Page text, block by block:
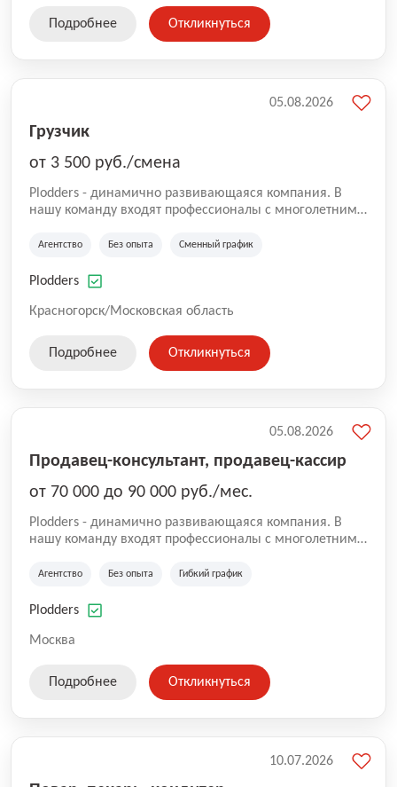
Подробнее Откликнуться
Грузчик
от 3 500 руб./смена
Plodders - динамично развивающаяся компания. В
нашу команду входят профессионалы с многолетним
на рынке аутсорсинга, а накопленный опыт позволяют
оказываемых услуг.
Агентство Без опыта Сменный график
Plodders
Красногорск/Московская область
05.08.2026
Подробнее Откликнуться
Продавец-консультант, продавец-кассир
от 70 000 до 90 000 руб./мес.
Plodders - динамично развивающаяся компания. В
нашу команду входят профессионалы с многолетним
на рынке аутсорсинга, а накопленный опыт позволяют
оказываемых услуг.
Агентство Без опыта Гибкий график
Plodders
Москва
05.08.2026
Подробнее Откликнуться
10.07.2026